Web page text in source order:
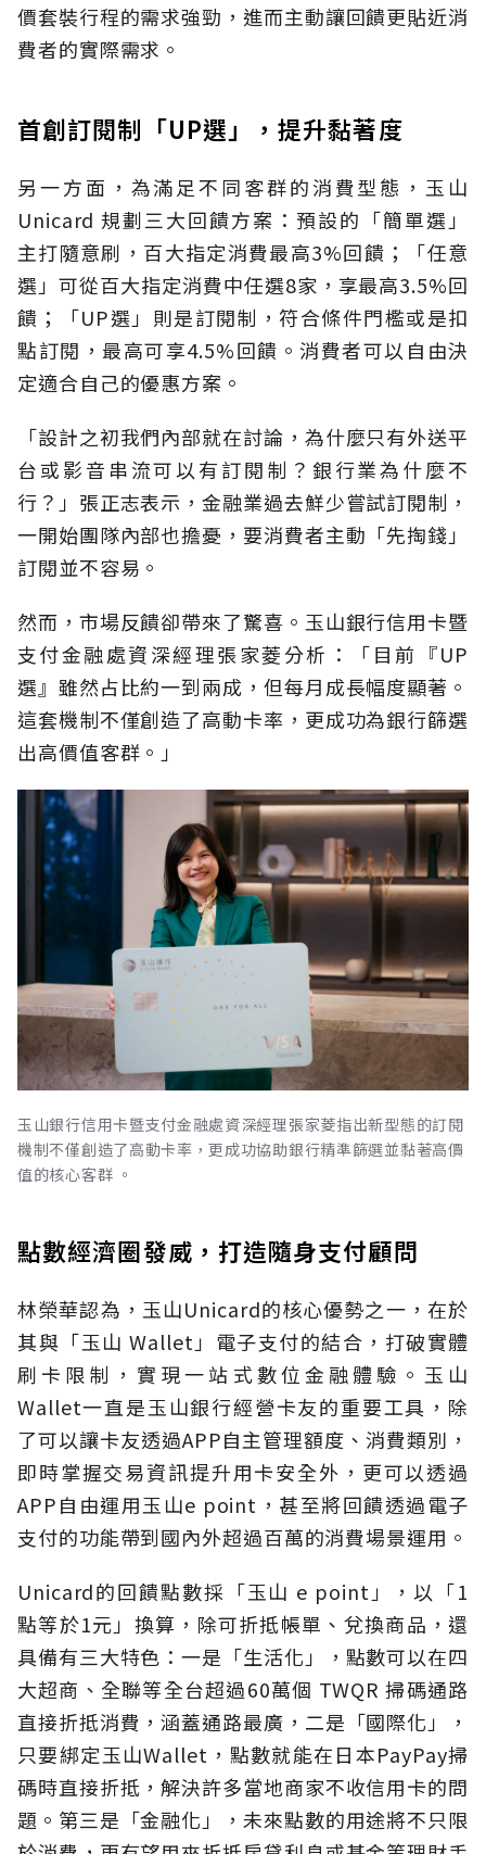
價套裝行程的需求強勁，進而主動讓回饋更貼近消
費者的實際需求。
首創訂閱制「UP選」，提升黏著度
另一方面，為滿足不同客群的消費型態，玉山
Unicard 規劃三大回饋方案：預設的「簡單選」
主打隨意刷，百大指定消費最高3%回饋；「任意
選」可從百大指定消費中任選8家，享最高3.5%回
饋；「UP選」則是訂閱制，符合條件門檻或是扣
點訂閱，最高可享4.5%回饋。消費者可以自由決
定適合自己的優惠方案。
「設計之初我們內部就在討論，為什麼只有外送平
台或影音串流可以有訂閱制？銀行業為什麼不
行？」張正志表示，金融業過去鮮少嘗試訂閱制，
一開始團隊內部也擔憂，要消費者主動「先掏錢」
訂閱並不容易。
然而，市場反饋卻帶來了驚喜。玉山銀行信用卡暨
支付金融處資深經理張家菱分析：「目前『UP
選』雖然占比約一到兩成，但每月成長幅度顯著。
這套機制不僅創造了高動卡率，更成功為銀行篩選
出高價值客群。」
玉山銀行信用卡暨支付金融處資深經理張家菱指出新型態的訂閱
機制不僅創造了高動卡率，更成功協助銀行精準篩選並黏著高價
值的核心客群 。
點數經濟圈發威，打造隨身支付顧問
林榮華認為，玉山Unicard的核心優勢之一，在於
其與「玉山 Wallet」電子支付的結合，打破實體
刷卡限制，實現一站式數位金融體驗。玉山
Wallet一直是玉山銀行經營卡友的重要工具，除
了可以讓卡友透過APP自主管理額度、消費類別，
即時掌握交易資訊提升用卡安全外，更可以透過
APP自由運用玉山e point，甚至將回饋透過電子
支付的功能帶到國內外超過百萬的消費場景運用。
Unicard的回饋點數採「玉山 e point」，以「1
點等於1元」換算，除可折抵帳單、兌換商品，還
具備有三大特色：一是「生活化」，點數可以在四
大超商、全聯等全台超過60萬個 TWQR 掃碼通路
直接折抵消費，涵蓋通路最廣，二是「國際化」，
只要綁定玉山Wallet，點數就能在日本PayPay掃
碼時直接折抵，解決許多當地商家不收信用卡的問
題。第三是「金融化」，未來點數的用途將不只限